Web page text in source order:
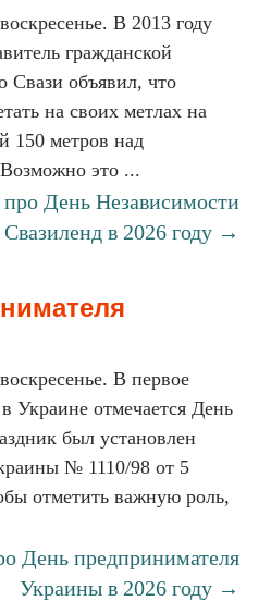
В 2013 году
гражданской
Свази объявил, что
на своих метлах на
150 метров над
это ...
про День Независимости
Свазиленд в 2026 году →
В первое
Украине отмечается День
был установлен
№ 1110/98 от 5
отметить важную роль,
День предпринимателя
Украины в 2026 году →